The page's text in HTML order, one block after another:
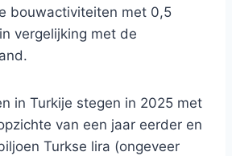
bouwactiviteiten met 0,5
vergelijking met de
in Turkije stegen in 2025 met
van een jaar eerder en
Turkse lira (ongeveer